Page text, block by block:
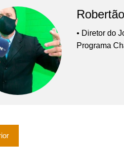
• Diretor do
Programa